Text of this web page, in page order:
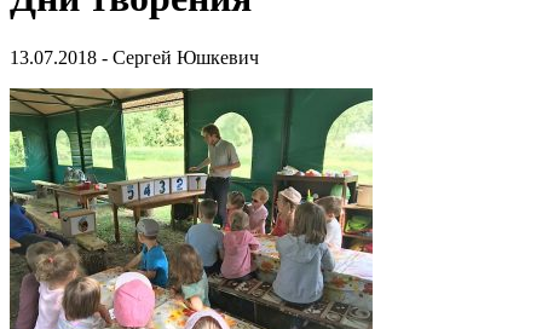
13.07.2018 - Сергей Юшкевич